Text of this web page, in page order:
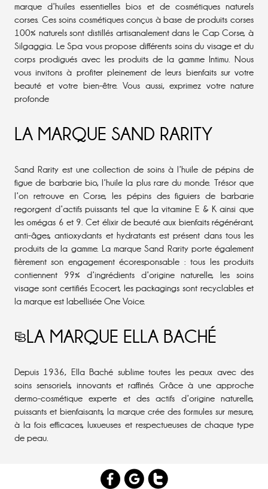
marque d’huiles essentielles bios et de cosmétiques naturels
corses. Ces soins cosmétiques conçus à base de produits corses
100% naturels sont distillés artisanalement dans le Cap Corse, à
Silgaggia. Le Spa vous propose différents soins du visage et du
corps prodigués avec les produits de la gamme Intimu. Nous
vous invitons à profiter pleinement de leurs bienfaits sur votre
beauté et votre bien-être. Vous aussi, exprimez votre nature
profonde
LA MARQUE SAND RARITY
Sand Rarity est une collection de soins à l’huile de pépins de
figue de barbarie bio, l’huile la plus rare du monde. Trésor que
l’on retrouve en Corse, les pépins des figuiers de barbarie
regorgent d’actifs puissants tel que la vitamine E & K ainsi que
les omégas 6 et 9. Cet élixir de beauté aux bienfaits régénérant,
anti-âges, antioxydants et hydratants est présent dans tous les
produits de la gamme. La marque Sand Rarity porte également
fièrement son engagement écoresponsable : tous les produits
contiennent 99% d’ingrédients d’origine naturelle, les soins
visage sont certifiés Ecocert, les packagings sont recyclables et
la marque est labellisée One Voice.
LA MARQUE ELLA BACHÉ
Depuis 1936, Ella Baché sublime toutes les peaux avec des
soins sensoriels, innovants et raffinés. Grâce à une approche
dermo-cosmétique experte et des actifs d’origine naturelle,
puissants et bienfaisants, la marque crée des formules sur mesure,
à la fois efficaces, luxueuses et respectueuses de chaque type
de peau.